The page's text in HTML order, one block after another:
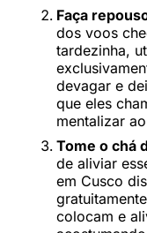
Faça
dos voos
tardezinha,
devagar e
que eles
mentalizar
Tome o chá
de aliviar
em Cusco
colocam e